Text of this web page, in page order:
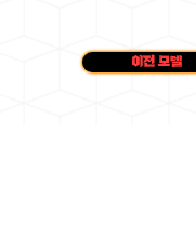
이전 모델